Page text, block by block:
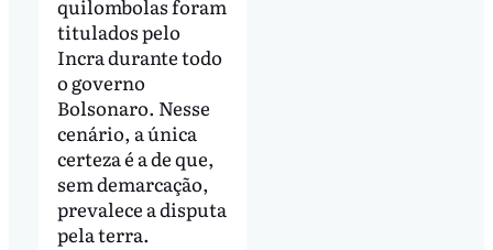
quilombolas foram
titulados pelo
Incra durante todo
o governo
Bolsonaro. Nesse
cenário, a única
certeza é a de que,
sem demarcação,
prevalece a disputa
pela terra.